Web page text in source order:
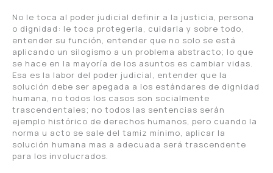
No le toca al poder judicial definir a la justicia, persona
o dignidad: le toca protegerla, cuidarla y sobre todo,
entender su función, entender que no solo se está
aplicando un silogismo a un problema abstracto; lo que
se hace en la mayoría de los asuntos es cambiar vidas.
Esa es la labor del poder judicial, entender que la
solución debe ser apegada a los estándares de dignidad
humana, no todos los casos son socialmente
trascendentales; no todos las sentencias serán
ejemplo histórico de derechos humanos, pero cuando la
norma u acto se sale del tamiz mínimo, aplicar la
solución humana mas a adecuada será trascendente
para los involucrados.